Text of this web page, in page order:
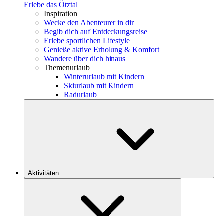
Erlebe das Ötztal
Inspiration
Wecke den Abenteurer in dir
Begib dich auf Entdeckungsreise
Erlebe sportlichen Lifestyle
Genieße aktive Erholung & Komfort
Wandere über dich hinaus
Themenurlaub
Winterurlaub mit Kindern
Skiurlaub mit Kindern
Radurlaub
Aktivitäten